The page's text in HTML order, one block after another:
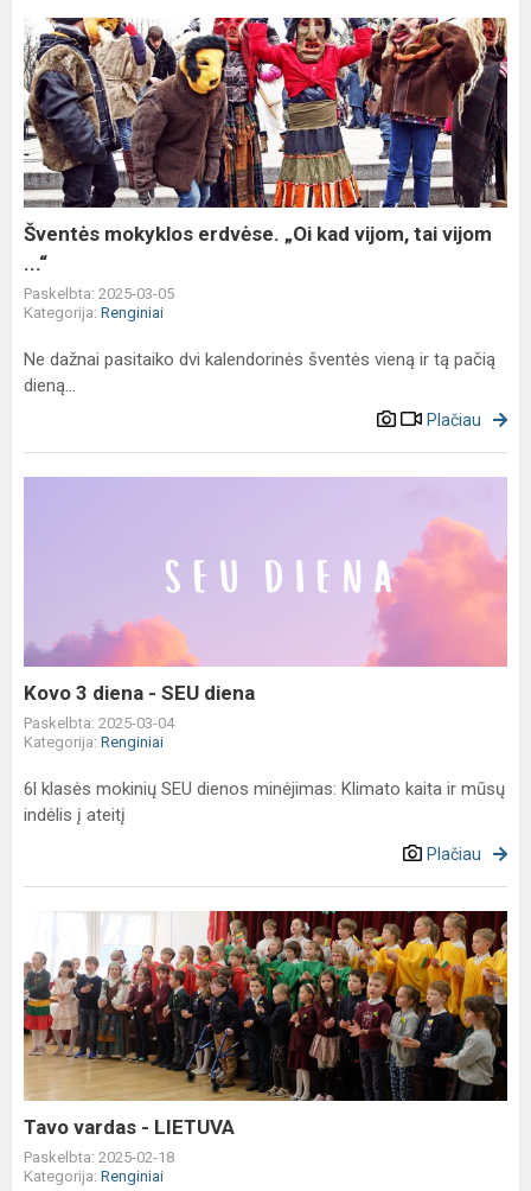
Šventės
mokyklos
erdvėse.
„Oi
kad
vijom,
tai
vijom
Šventės mokyklos erdvėse. „Oi kad vijom, tai vijom
...“
Paskelbta: 2025-03-05
Kategorija: Renginiai
Ne dažnai pasitaiko dvi kalendorinės šventės vieną ir tą pačią
dieną...
Plačiau
diena
Kovo 3 diena - SEU diena
Paskelbta: 2025-03-04
Kategorija: Renginiai
6l klasės mokinių SEU dienos minėjimas: Klimato kaita ir mūsų
indėlis į ateitį
Plačiau
vardas
-
LIETUVA
Tavo vardas - LIETUVA
Paskelbta: 2025-02-18
Kategorija: Renginiai